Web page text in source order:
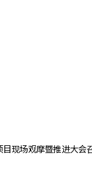
现场观摩暨推进大会